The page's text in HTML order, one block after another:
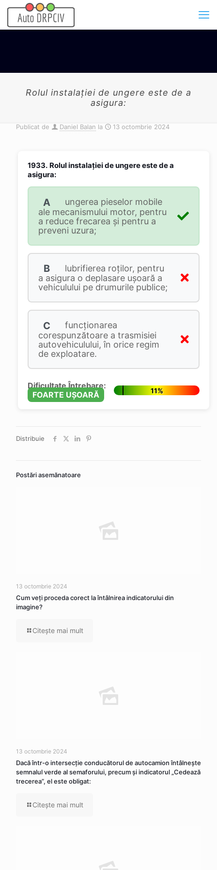
Rolul instalaţiei de ungere este de a
asigura:
Publicat de Daniel Balan la 13 octombrie 2024
1933. Rolul instalaţiei de ungere este de a
asigura:
A
ungerea pieselor mobile
ale mecanismului motor, pentru
a reduce frecarea şi pentru a
preveni uzura;
B
lubrifierea roţilor, pentru
a asigura o deplasare uşoară a
vehiculului pe drumurile publice;
C
funcţionarea
corespunzătoare a trasmisiei
autovehiculului, în orice regim
de exploatare.
Dificultate Întrebare:
FOARTE UȘOARĂ
11%
Distribuie
Postări asemănatoare
13 octombrie 2024
Cum veţi proceda corect la întâlnirea indicatorului din
imagine?
Citeşte mai mult
13 octombrie 2024
Dacă într-o intersecţie conducătorul de autocamion întâlneşte
semnalul verde al semaforului, precum şi indicatorul „Cedează
trecerea”, el este obligat:
Citeşte mai mult